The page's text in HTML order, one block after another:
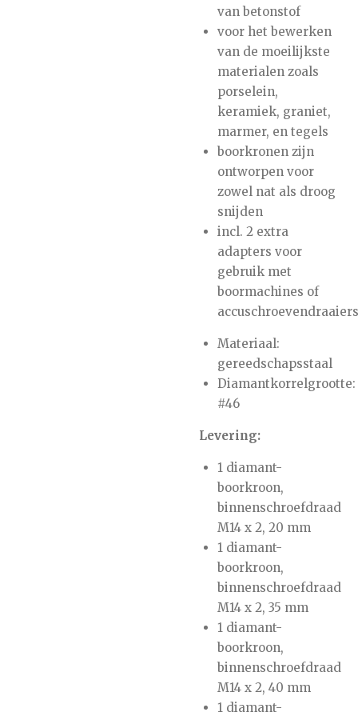
van betonstof
voor het bewerken
van de moeilijkste
materialen zoals
porselein,
keramiek, graniet,
marmer, en tegels
boorkronen zijn
ontworpen voor
zowel nat als droog
snijden
incl. 2 extra
adapters voor
gebruik met
boormachines of
accuschroevendraaiers
Materiaal:
gereedschapsstaal
Diamantkorrelgrootte:
#46
Levering:
1 diamant-
boorkroon,
binnenschroefdraad
M14 x 2, 20 mm
1 diamant-
boorkroon,
binnenschroefdraad
M14 x 2, 35 mm
1 diamant-
boorkroon,
binnenschroefdraad
M14 x 2, 40 mm
1 diamant-